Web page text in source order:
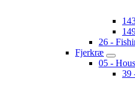
26 -
Fjerkræ
05 -
39